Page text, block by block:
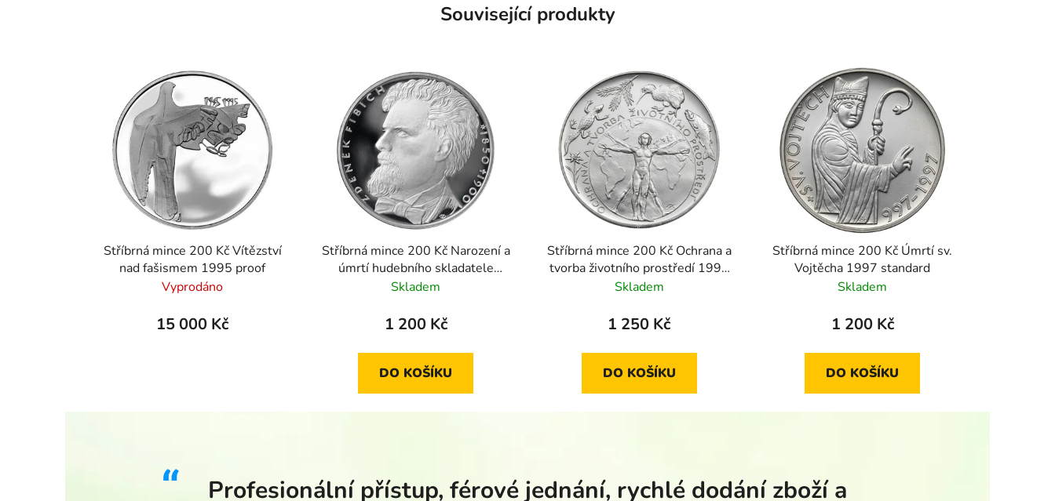
Související produkty
Stříbrná mince 200 Kč Vítězství
nad fašismem 1995 proof
Vyprodáno
15 000 Kč
Stříbrná mince 200 Kč Narození a
úmrtí hudebního skladatele
Zdeňka Fibicha 2000 standard
Skladem
1 200 Kč
DO KOŠÍKU
Stříbrná mince 200 Kč Ochrana a
tvorba životního prostředí 1994
standard
Skladem
1 250 Kč
DO KOŠÍKU
Stříbrná mince 200 Kč Úmrtí sv.
Vojtěcha 1997 standard
Skladem
1 200 Kč
DO KOŠÍKU
Profesionální přístup, férové jednání, rychlé dodání zboží a